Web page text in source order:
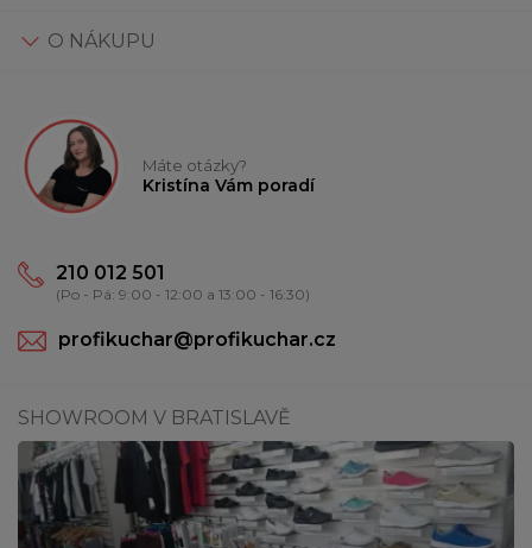
O NÁKUPU
Máte otázky?
Kristína Vám poradí
210 012 501
(Po - Pá: 9:00 - 12:00 a 13:00 - 16:30)
profikuchar@profikuchar.cz
SHOWROOM V BRATISLAVĚ